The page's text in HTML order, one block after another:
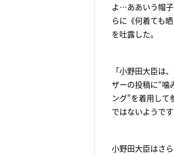
よ…ああいう帽
らに《何着ても
を吐露した。
「小野田大臣は
ザーの投稿に“噛
ング”を着用して
ではないようで
小野田大臣はさ